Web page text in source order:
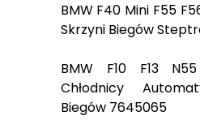
BMW F40 Mini F55
Skrzyni Biegów
BMW F10 F13
Chłodnicy
Biegów 7645065